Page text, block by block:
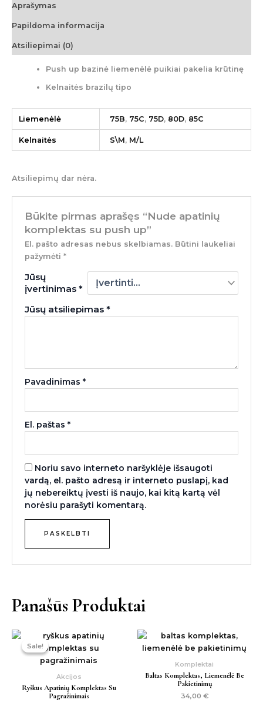
Aprašymas
Papildoma informacija
Atsiliepimai (0)
Push up bazinė liemenėlė puikiai pakelia krūtinę
Kelnaitės brazilų tipo
Liemenėlė 75B, 75C, 75D, 80D, 85C
Kelnaitės S\M, M/L
Atsiliepimų dar nėra.
Būkite pirmas aprašęs “Nude apatinių
komplektas su push up”
El. pašto adresas nebus skelbiamas. Būtini laukeliai
pažymėti*
Jūsų
įvertinimas*
Jūsų atsiliepimas*
Pavadinimas*
El. paštas*
Noriu savo interneto naršyklėje išsaugoti
vardą, el. pašto adresą ir interneto puslapį, kad
jų nebereiktų įvesti iš naujo, kai kitą kartą vėl
norėsiu parašyti komentarą.
Panašūs Produktai
Sale!
Sale!
Akcijos
Ryškus Apatinių Komplektas Su
Pagražinimais
Original
price
was:
34,00 €.
Current
price
is:
24,00 €.
Komplektai
Baltas Komplektas, Liemenėlė Be
Pakietinimų
34,00 €